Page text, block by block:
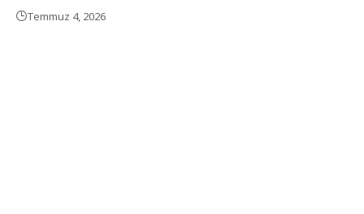
Temmuz 4, 2026